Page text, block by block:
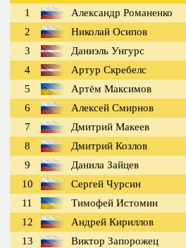
1 Александр Романенко
2
Николай Осипов
3
Даниэль Унгурс
4
Артур Скребелс
5
Артём Максимов
6
Алексей Смирнов
7
Дмитрий Макеев
8
Дмитрий Козлов
9
Данила Зайцев
10
Сергей Чурсин
11
Тимофей Истомин
12
Андрей Кириллов
13
Виктор Запорожец